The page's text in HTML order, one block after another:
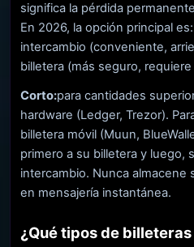
significa la pérdida
En 2026, la opción principal
intercambio (conveniente,
billetera (más seguro,
Corto:para cantidades
hardware (Ledger, Trezor).
billetera móvil (Muun,
primero a su billetera y luego,
intercambio. Nunca almacene
en mensajería instantánea.
¿Qué tipos de